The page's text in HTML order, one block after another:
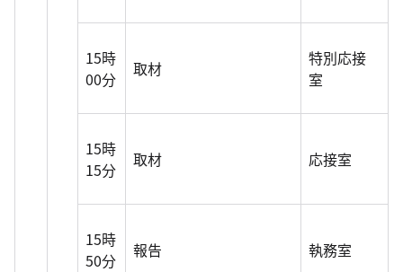
15時
00分
取材
特別応接
室
15時
15分
取材 応接室
15時
50分
報告 執務室